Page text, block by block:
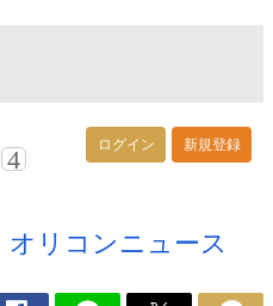
ログイン 新規登録
4
オリコンニュース